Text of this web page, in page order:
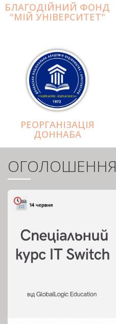
БЛАГОДІЙНИЙ ФОНД
"МІЙ УНІВЕРСИТЕТ"
РЕОРГАНІЗАЦІЯ
ДОННАБА
ОГОЛОШЕННЯ